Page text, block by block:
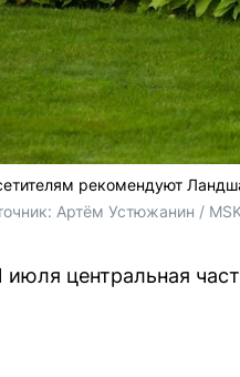
рекомендуют
Артём Устюжанин /
июля центральная